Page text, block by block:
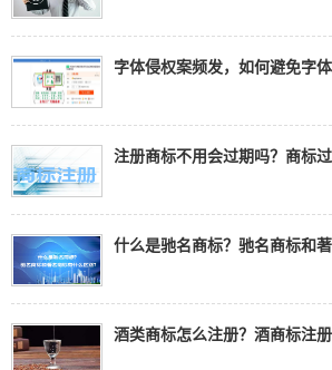
字体侵权案频发，如何避免字体
注册商标不用会过期吗？商标过
什么是驰名商标？驰名商标和
酒类商标怎么注册？酒商标注册